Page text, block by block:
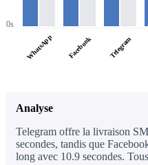
0s
WhatsApp Facebook Telegram
Analyse
Telegram offre la livraison
secondes, tandis que
long avec 10.9 secondes.